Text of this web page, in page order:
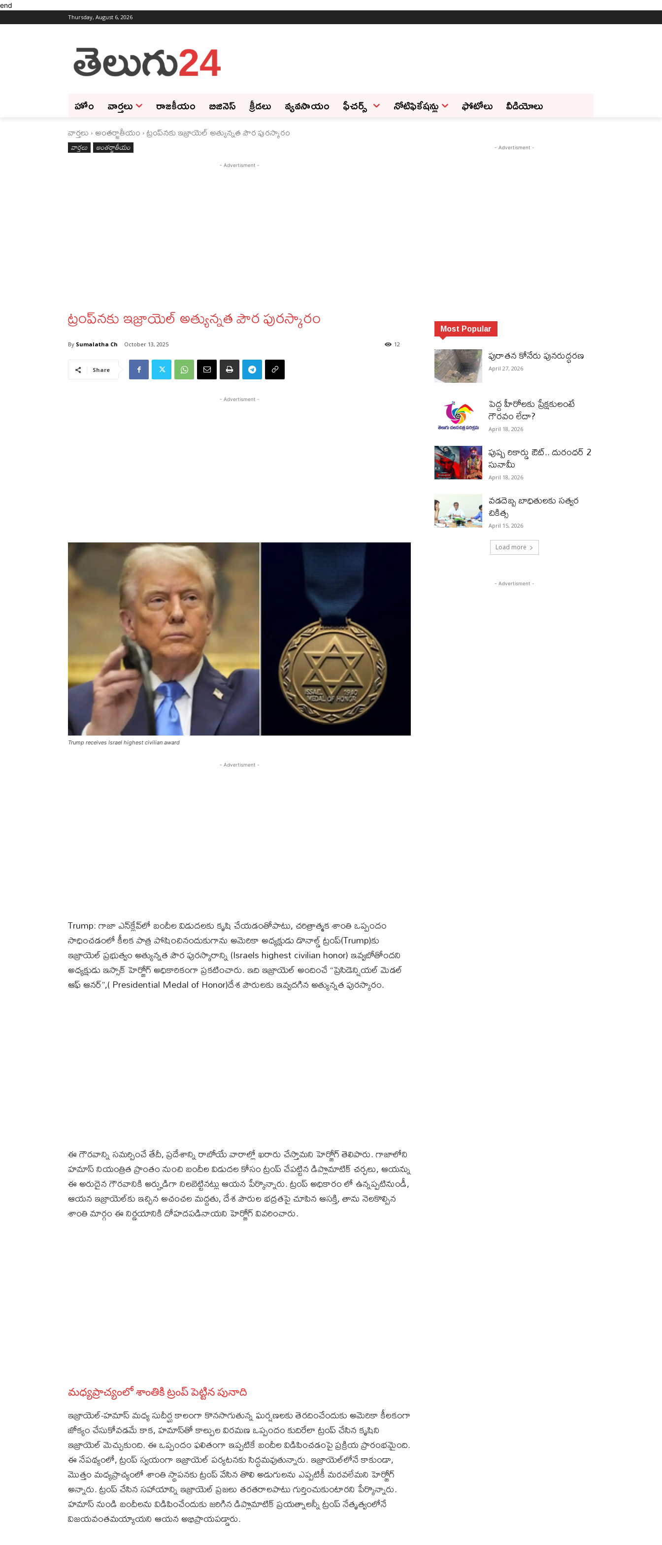
end
Thursday, August 6, 2026
హోం వార్తలు రాజకీయం బిజినెస్‌ క్రీడలు వ్యవసాయం ఫీచ‌ర్స్ ‌ నోటిఫికేషన్లు ఫోటోలు వీడియోలు
వార్తలు అంతర్జాతీయం ట్రంప్‌నకు ఇజ్రాయెల్‌ అత్యున్నత పౌర పురస్కారం
వార్తలు అంతర్జాతీయం
- Advertisment -
ట్రంప్‌నకు ఇజ్రాయెల్‌ అత్యున్నత పౌర పురస్కారం
By Sumalatha Ch October 13, 2025 12
Share
- Advertisment -
Trump receives Israel highest civilian award
- Advertisment -
Trump: గాజా ఎన్‌క్లేవ్‌లో బందీల విడుదలకు కృషి చేయడంతోపాటు, చరిత్రాత్మక శాంతి ఒప్పందం
సాధించడంలో కీలక పాత్ర పోషించినందుకుగాను అమెరికా అధ్యక్షుడు డొనాల్డ్‌ ట్రంప్‌(Trump)కు
ఇజ్రాయెల్‌ ప్రభుత్వం అత్యున్నత పౌర పురస్కారాన్ని (Israels highest civilian honor) ఇవ్వబోతోందని
అధ్యక్షుడు ఇస్సాక్‌ హెర్జోగ్‌ అధికారికంగా ప్రకటించారు. ఇది ఇజ్రాయెల్‌ అందించే “ప్రెసిడెన్షియల్‌ మెడల్‌
ఆఫ్‌ ఆనర్‌”,( Presidential Medal of Honor)దేశ పౌరులకు ఇవ్వదగిన అత్యున్నత పురస్కారం.
ఈ గౌరవాన్ని సమర్పించే తేదీ, ప్రదేశాన్ని రాబోయే వారాల్లో ఖరారు చేస్తామని హెర్జోగ్‌ తెలిపారు. గాజాలోని
హమాస్‌ నియంత్రిత ప్రాంతం నుంచి బందీల విడుదల కోసం ట్రంప్‌ చేపట్టిన డిప్లొమాటిక్‌ చర్చలు, ఆయన్ను
ఈ అరుదైన గౌరవానికి అర్హుడిగా నిలబెట్టినట్లు ఆయన పేర్కొన్నారు. ట్రంప్‌ అధికారం లో ఉన్నప్పటినుండీ,
ఆయన ఇజ్రాయెల్‌కు ఇచ్చిన అచంచల మద్దతు, దేశ పౌరుల భద్రతపై చూపిన ఆసక్తి, తాను నెలకొల్పిన
శాంతి మార్గం ఈ నిర్ణయానికి దోహదపడినాయని హెర్జోగ్‌ వివరించారు.
మధ్యప్రాచ్యంలో శాంతికి ట్రంప్‌ పెట్టిన పునాది
ఇజ్రాయెల్‌-హమాస్‌ మధ్య సుదీర్ఘ కాలంగా కొనసాగుతున్న ఘర్షణలకు తెరదించేందుకు అమెరికా కీలకంగా
జోక్యం చేసుకోవడమే కాక, హమాస్‌తో కాల్పుల విరమణ ఒప్పందం కుదిరేలా ట్రంప్‌ చేసిన కృషిని
ఇజ్రాయెల్‌ మెచ్చుకుంది. ఈ ఒప్పందం ఫలితంగా ఇప్పటికే బందీల విడిపించడంపై ప్రక్రియ ప్రారంభమైంది.
ఈ నేపథ్యంలో, ట్రంప్‌ స్వయంగా ఇజ్రాయెల్‌ పర్యటనకు సిద్ధమవుతున్నారు. ఇజ్రాయెల్‌లోనే కాకుండా,
మొత్తం మధ్యప్రాచ్యంలో శాంతి స్థాపనకు ట్రంప్‌ వేసిన తొలి అడుగులను ఎప్పటికీ మరవలేమని హెర్జోగ్‌
అన్నారు. ట్రంప్‌ చేసిన సహాయాన్ని ఇజ్రాయెల్‌ ప్రజలు తరతరాలపాటు గుర్తించుకుంటారని పేర్కొన్నారు.
హమాస్‌ నుండి బందీలను విడిపించేందుకు జరిగిన డిప్లొమాటిక్‌ ప్రయత్నాలన్నీ ట్రంప్‌ నేతృత్వంలోనే
విజయవంతమయ్యాయని ఆయన అభిప్రాయపడ్డారు.
- Advertisment -
Most Popular
పురాత‌న కోనేరు పున‌రుద్ధ‌ర‌ణ
April 27, 2026
పెద్ద హీరోల‌కు ప్రేక్ష‌కులంటే
గౌర‌వం లేదా?
April 18, 2026
పుష్ప రికార్డు ఔట్‌.. దురంధ‌ర్ 2
సునామీ
April 18, 2026
వడదెబ్బ బాధితులకు సత్వర
చికిత్స
April 15, 2026
Load more
- Advertisment -